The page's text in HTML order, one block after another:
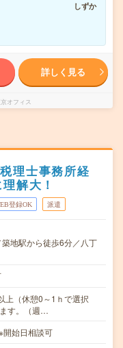
しずか
詳しく見る
オフィス
理士事務所経
解大！
登録OK 派遣
地駅から徒歩6分／八丁
上（休憩0～1ｈで選択
す。（週…
開始日相談可